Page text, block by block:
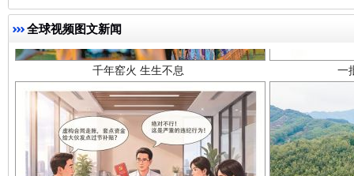
全球视频图文新闻